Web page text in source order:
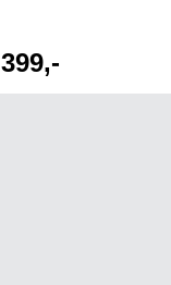
399,-